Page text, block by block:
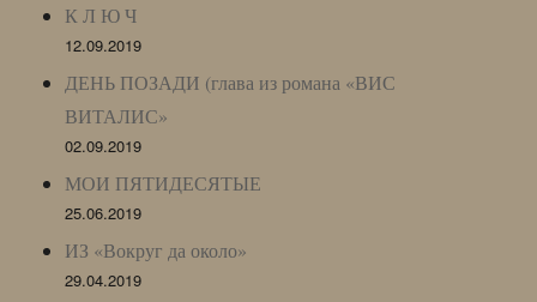
К Л Ю Ч
12.09.2019
ДЕНЬ ПОЗАДИ (глава из романа «ВИС
ВИТАЛИС»
02.09.2019
МОИ ПЯТИДЕСЯТЫЕ
25.06.2019
ИЗ «Вокруг да около»
29.04.2019